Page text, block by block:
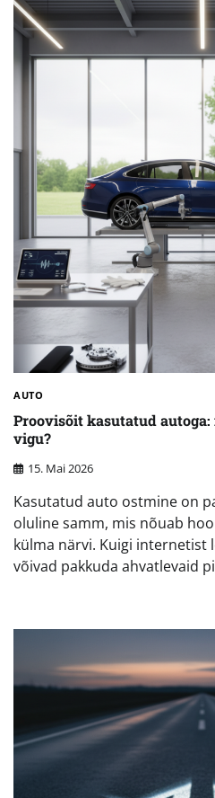
AUTO
Proovisõit kasutatud
vigu?
15. Mai 2026
Kasutatud auto ostmine on
oluline samm, mis nõuab
külma närvi. Kuigi internetist
võivad pakkuda ahvatlevaid